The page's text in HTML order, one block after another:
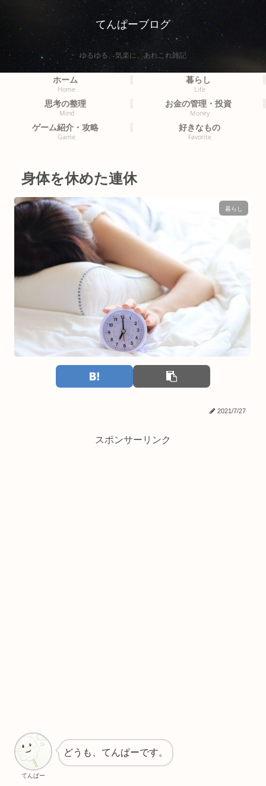
てんぱーブログ
ゆるゆる、気楽に、あれこれ雑記
ホーム
Home
暮らし
Life
思考の整理
Mind
お金の管理・投資
Money
ゲーム紹介・攻略
Game
好きなもの
Favorite
身体を休めた連休
暮らし
2021/7/27
スポンサーリンク
てんぱー
どうも、てんぱーです。